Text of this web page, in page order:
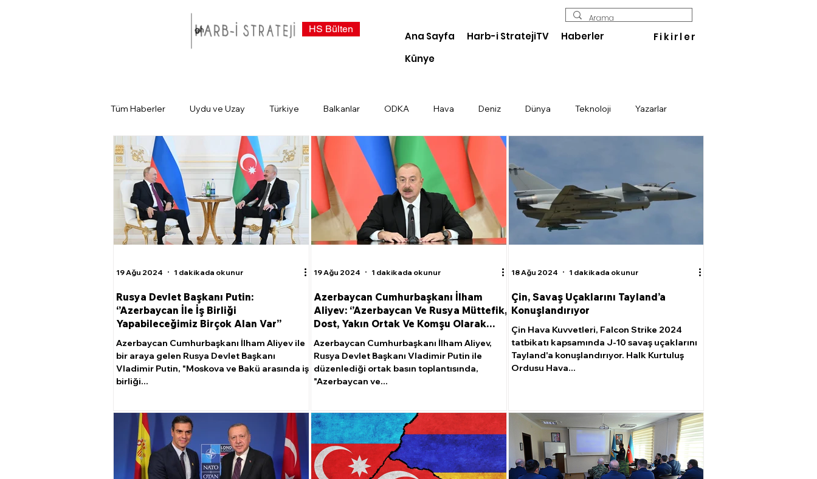
HS Bülten
Ana Sayfa Harb-i StratejiTV
Haberler
Künye
Fikirler
Tüm Haberler Uydu ve Uzay Türkiye Balkanlar ODKA Hava Deniz Dünya Teknoloji Yazarlar
Günün Gündemi Tarihin Gündemi Dosya Haber Kara Türk Devletleri
Rusya Devlet Başkanı Putin:
‘’Azerbaycan İle İş Birliği
Yapabileceğimiz Birçok Alan Var’’
Azerbaycan Cumhurbaşkanı İlham Aliyev ile
bir araya gelen Rusya Devlet Başkanı
Vladimir Putin, "Moskova ve Bakü arasında iş
birliği...
19 Ağu 2024 1 dakikada okunur
Azerbaycan Cumhurbaşkanı İlham
Aliyev: ‘’Azerbaycan Ve Rusya Müttefik,
Dost, Yakın Ortak Ve Komşu Olarak
Hareket Ediyor’’
Azerbaycan Cumhurbaşkanı İlham Aliyev,
Rusya Devlet Başkanı Vladimir Putin ile
düzenlediği ortak basın toplantısında,
"Azerbaycan ve...
19 Ağu 2024 1 dakikada okunur
Çin, Savaş Uçaklarını Tayland’a
Konuşlandırıyor
Çin Hava Kuvvetleri, Falcon Strike 2024
tatbikatı kapsamında J-10 savaş uçaklarını
Tayland'a konuşlandırıyor. Halk Kurtuluş
Ordusu Hava...
18 Ağu 2024 1 dakikada okunur